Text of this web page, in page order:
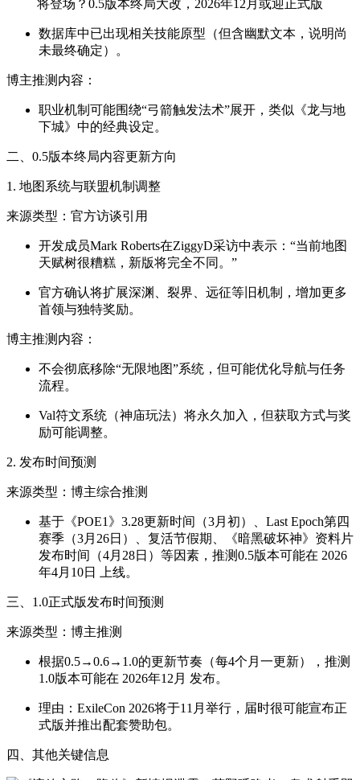
数据库中已出现相关技能原型（但含幽默文本，说明尚
未最终确定）。
博主推测内容：
职业机制可能围绕“弓箭触发法术”展开，类似《龙与地
下城》中的经典设定。
二、0.5版本终局内容更新方向
1. 地图系统与联盟机制调整
来源类型：官方访谈引用
开发成员Mark Roberts在ZiggyD采访中表示：“当前地图
天赋树很糟糕，新版将完全不同。”
官方确认将扩展深渊、裂界、远征等旧机制，增加更多
首领与独特奖励。
博主推测内容：
不会彻底移除“无限地图”系统，但可能优化导航与任务
流程。
Val符文系统（神庙玩法）将永久加入，但获取方式与奖
励可能调整。
2. 发布时间预测
来源类型：博主综合推测
基于《POE1》3.28更新时间（3月初）、Last Epoch第四
赛季（3月26日）、复活节假期、《暗黑破坏神》资料片
发布时间（4月28日）等因素，推测0.5版本可能在 2026
年4月10日 上线。
三、1.0正式版发布时间预测
来源类型：博主推测
根据0.5→0.6→1.0的更新节奏（每4个月一更新），推测
1.0版本可能在 2026年12月 发布。
理由：ExileCon 2026将于11月举行，届时很可能宣布正
式版并推出配套赞助包。
四、其他关键信息